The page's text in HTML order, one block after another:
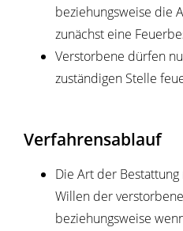
beziehungsweise die
zunächst eine
Verstorbene dürfen
zuständigen Stelle
Verfahrensablauf
Die Art der
Willen der
beziehungsweise